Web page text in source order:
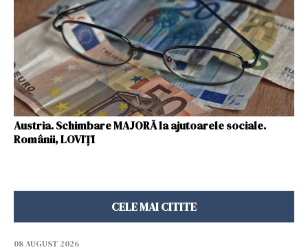
Austria. Schimbare MAJORĂ la ajutoarele sociale.
Românii, LOVIȚI
CELE MAI CITITE
08 AUGUST 2026